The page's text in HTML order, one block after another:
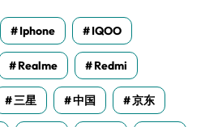
Iphone IQOO
Realme Redmi
三星 中国 京东